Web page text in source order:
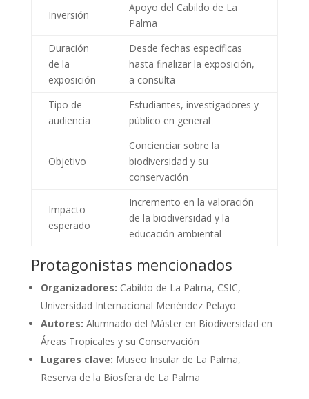
Inversión
Apoyo del Cabildo de La
Palma
Duración
de la
exposición
Desde fechas específicas
hasta finalizar la exposición,
a consulta
Tipo de
audiencia
Estudiantes, investigadores y
público en general
Objetivo
Concienciar sobre la
biodiversidad y su
conservación
Impacto
esperado
Incremento en la valoración
de la biodiversidad y la
educación ambiental
Protagonistas mencionados
Organizadores: Cabildo de La Palma, CSIC,
Universidad Internacional Menéndez Pelayo
Autores: Alumnado del Máster en Biodiversidad en
Áreas Tropicales y su Conservación
Lugares clave: Museo Insular de La Palma,
Reserva de la Biosfera de La Palma